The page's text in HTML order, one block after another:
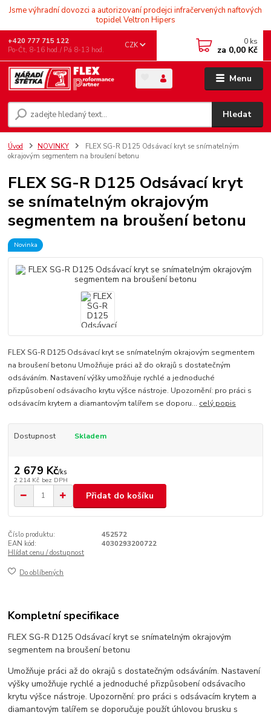
Jsme výhradní dovozci a autorizovaní prodejci infračervených naftových
topidel Veltron Hipers
Menu
CZK
Hledat
+420 777 715 122
Po-Čt, 8-16 hod./ Pá 8-13 hod.
0 ks
za 0,00 Kč
Úvod NOVINKY
FLEX SG-R D125 Odsávací kryt se snímatelným
okrajovým segmentem na broušení betonu
FLEX SG-R D125 Odsávací kryt
se snímatelným okrajovým
segmentem na broušení betonu
Novinka
FLEX SG-R D125 Odsávací kryt se snímatelným okrajovým segmentem
na broušení betonu Umožňuje práci až do okrajů s dostatečným
odsáváním. Nastavení výšky umožňuje rychlé a jednoduché
přizpůsobení odsávacího krytu výšce nástroje. Upozornění: pro práci s
odsávacím krytem a diamantovým talířem se doporu... celý popis
Dostupnost Skladem
2 679 Kč/ks
2 214 Kč bez DPH
Přidat do košíku
Číslo produktu:
452572
EAN kód:
4030293200722
Hlídat cenu / dostupnost
Do oblíbených
Kompletní specifikace
FLEX SG-R D125 Odsávací kryt se snímatelným okrajovým
segmentem na broušení betonu
Umožňuje práci až do okrajů s dostatečným odsáváním. Nastavení
výšky umožňuje rychlé a jednoduché přizpůsobení odsávacího
krytu výšce nástroje. Upozornění: pro práci s odsávacím krytem a
diamantovým talířem se doporučuje použít úhlovou brusku s